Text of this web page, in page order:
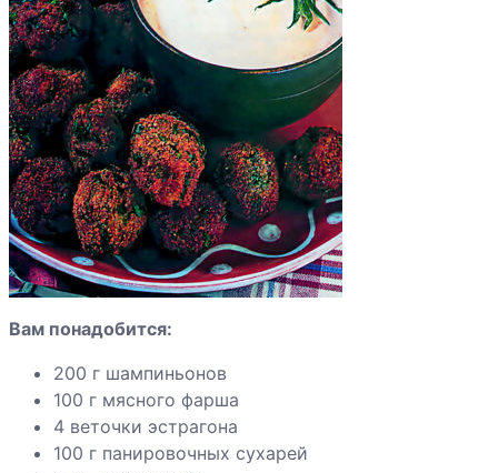
Говядина по-
бургундски
Говядина с
галетами
Говядина с
кабачками
Говядина с
маринованная в
пиве
Говяжьи
Вам понадобится:
200 г шампиньонов
100 г мясного фарша
4 веточки эстрагона
100 г панировочных сухарей